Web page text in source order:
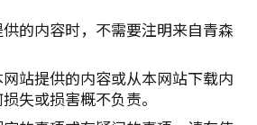
的内容时，不需要注明来自青森
站提供的内容或从本网站下载内
失或损害概不负责。